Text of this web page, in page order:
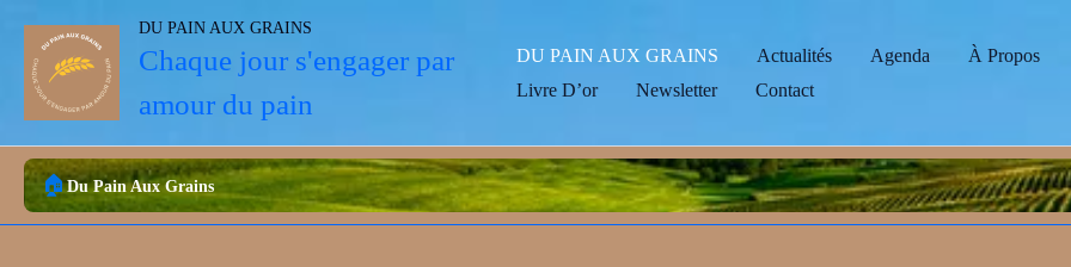
contenu
DU PAIN AUX GRAINS
Chaque jour s'engager par
amour du pain
DU PAIN AUX GRAINS Actualités Agenda À Propos
Livre D’or
Newsletter Contact
Du Pain Aux Grains